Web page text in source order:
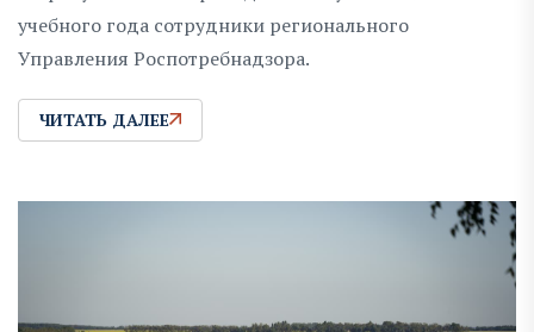
учебного года сотрудники регионального
Управления Роспотребнадзора.
ЧИТАТЬ ДАЛЕЕ